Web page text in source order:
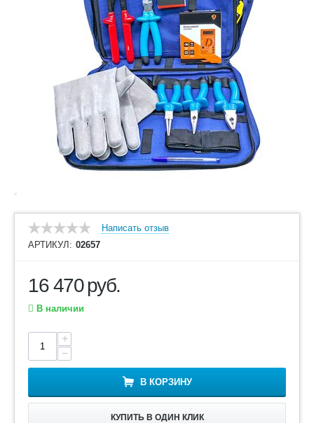
Написать отзыв
АРТИКУЛ: 02657
16 470руб.
В наличии
+
−
В КОРЗИНУ
КУПИТЬ В ОДИН КЛИК